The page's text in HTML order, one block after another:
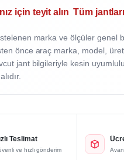
için teyit alın Tüm
marka ve ölçüler genel
önce araç marka, model,
jant bilgileriyle kesin
Teslimat
ve hızlı gönderim